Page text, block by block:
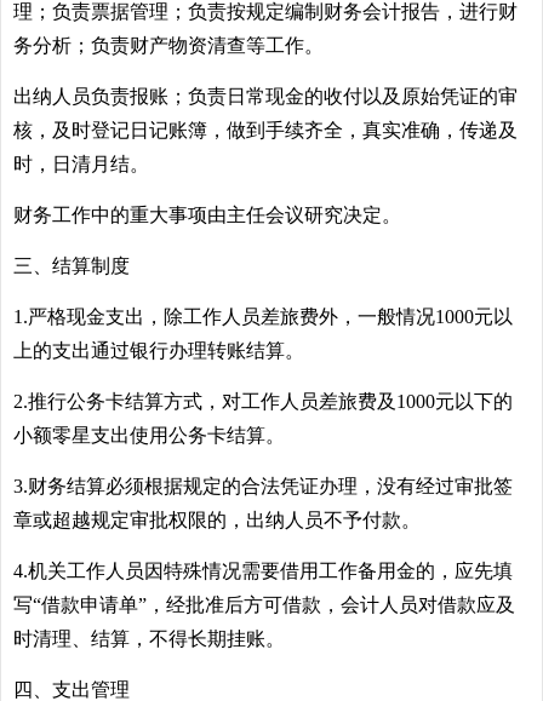
理；负责票据管理；负责按规定编制财务会计报告，进行财
务分析；负责财产物资清查等工作。
出纳人员负责报账；负责日常现金的收付以及原始凭证的审
核，及时登记日记账簿，做到手续齐全，真实准确，传递及
时，日清月结。
财务工作中的重大事项由主任会议研究决定。
三、结算制度
1.严格现金支出，除工作人员差旅费外，一般情况1000元以
上的支出通过银行办理转账结算。
2.推行公务卡结算方式，对工作人员差旅费及1000元以下的
小额零星支出使用公务卡结算。
3.财务结算必须根据规定的合法凭证办理，没有经过审批签
章或超越规定审批权限的，出纳人员不予付款。
4.机关工作人员因特殊情况需要借用工作备用金的，应先填
写“借款申请单”，经批准后方可借款，会计人员对借款应及
时清理、结算，不得长期挂账。
四、支出管理